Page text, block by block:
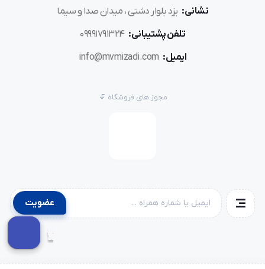
نشانی: یزد بلوار دشتی ، میدان صدا و سیما
تلفن پشتیبانی: 09991791324
ایمیل: info@mvmizadi.com
مجوز های فروشگاه
عضویت